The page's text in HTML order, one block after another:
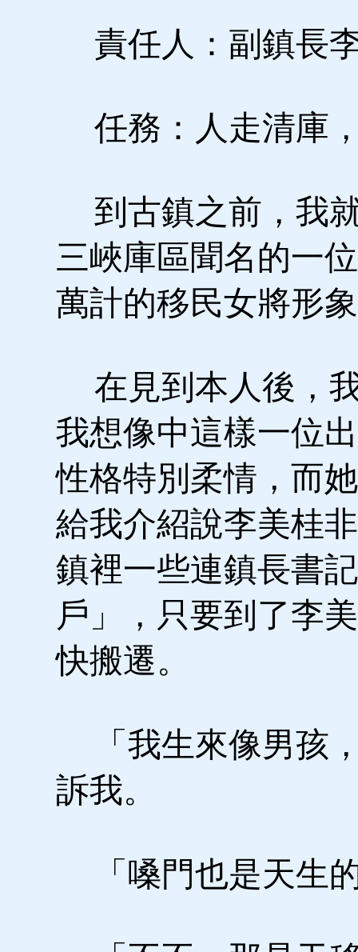
責任人：副鎮長
任務：人走清庫
到古鎮之前，我
三峽庫區聞名的一
萬計的移民女將形
在見到本人後，
我想像中這樣一位
性格特別柔情，而
給我介紹說李美桂
鎮裡一些連鎮長書
戶」，只要到了李
快搬遷。
「我生來像男孩
訴我。
「嗓門也是天生